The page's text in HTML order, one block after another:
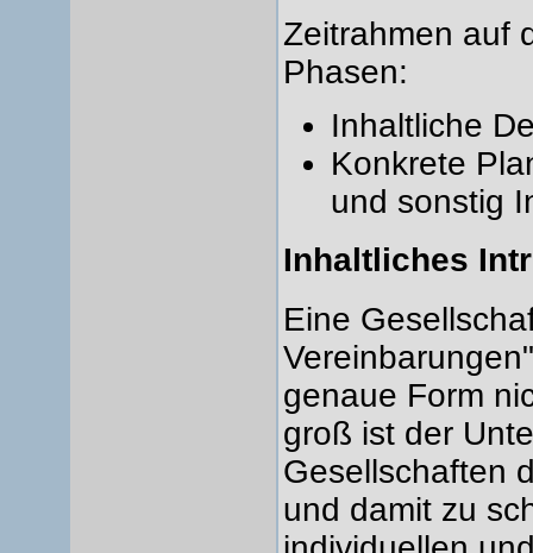
Zeitrahmen auf
Phasen:
Inhaltliche
Konkrete
und sonstig
Inhaltliches
Eine
genaue Form
groß ist der
Gesellschaften
und damit zu